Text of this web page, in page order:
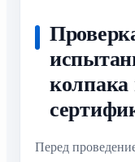
колпака
Перед